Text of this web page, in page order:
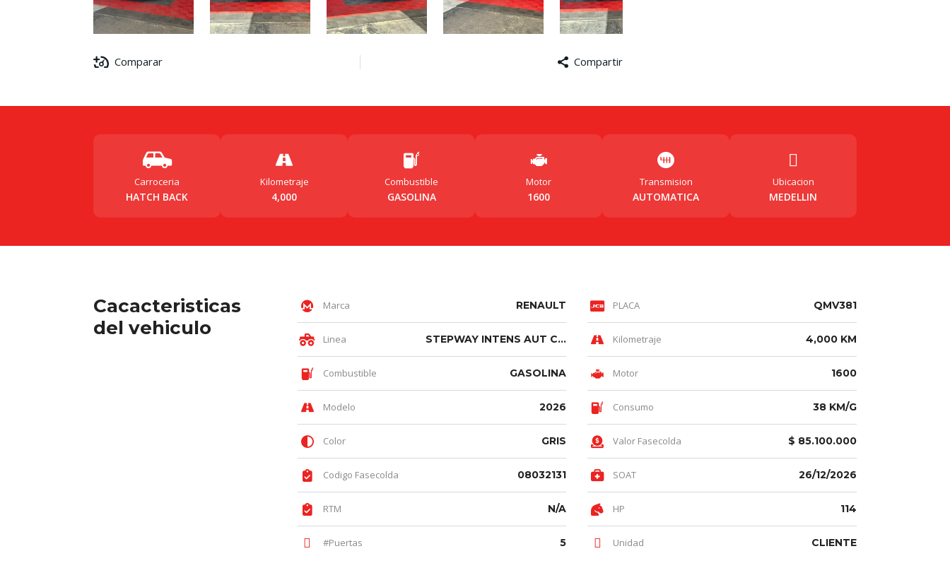
Comparar Compartir
Carroceria
HATCH BACK
Kilometraje
4,000
Combustible
GASOLINA
Motor
1600
Transmision
AUTOMATICA
Ubicacion
MEDELLIN
Cacacteristicas
del vehiculo
Marca RENAULT PLACA QMV381
Linea STEPWAY INTENS AUT CVT 1.6 Kilometraje 4,000 KM
Combustible GASOLINA Motor 1600
Modelo 2026 Consumo 38 KM/G
Color GRIS Valor Fasecolda $ 85.100.000
Codigo Fasecolda 08032131 SOAT 26/12/2026
RTM N/A HP 114
#Puertas 5 Unidad CLIENTE